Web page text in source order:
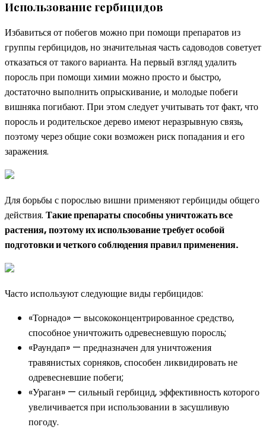
Использование гербицидов
Избавиться от побегов можно при помощи препаратов из
группы гербицидов, но значительная часть садоводов советует
отказаться от такого варианта. На первый взгляд удалить
поросль при помощи химии можно просто и быстро,
достаточно выполнить опрыскивание, и молодые побеги
вишняка погибают. При этом следует учитывать тот факт, что
поросль и родительское дерево имеют неразрывную связь,
поэтому через общие соки возможен риск попадания и его
заражения.
Для борьбы с порослью вишни применяют гербициды общего
действия. Такие препараты способны уничтожать все
растения, поэтому их использование требует особой
подготовки и четкого соблюдения правил применения.
Часто используют следующие виды гербицидов:
«Торнадо» — высококонцентрированное средство,
способное уничтожить одревесневшую поросль;
«Раундап» — предназначен для уничтожения
травянистых сорняков, способен ликвидировать не
одревесневшие побеги;
«Ураган» — сильный гербицид, эффективность которого
увеличивается при использовании в засушливую
погоду.